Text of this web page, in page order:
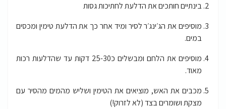
בינתיים חותכים את הדלעת לחתיכות גסות
מוסיפים את הג׳ינג׳ר לסיר ומיד אחר כך את הדלעת טימין ומכסים
במים.
מוסיפים את הלחם ומבשלים כ25-30 דקות עד שהדלעות רכות
מאוד.
מכבים את האש, מוציאים את הטימין ושליש מהמים מהסיר עם
מצקת ושומרים בצד (לא לזרוק!)